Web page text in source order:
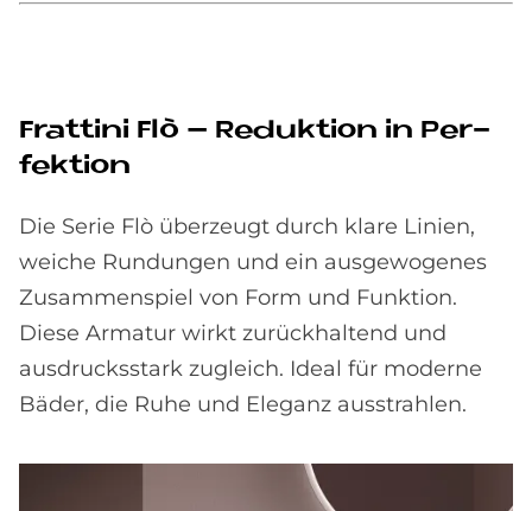
Frat­tini Flò – Re­duk­ti­on in Per­
fek­ti­on
Die Serie Flò überzeugt durch klare Linien,
weiche Rundungen und ein ausgewogenes
Zusammenspiel von Form und Funktion.
Diese Armatur wirkt zurückhaltend und
ausdrucksstark zugleich. Ideal für moderne
Bäder, die Ruhe und Eleganz ausstrahlen.